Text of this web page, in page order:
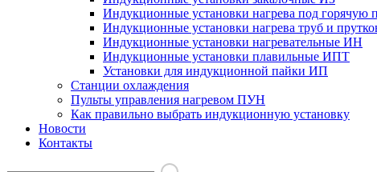
Индукционные установки нагрева под
Индукционные установки нагрева труб и
Индукционные установки нагревательные ИН
Индукционные установки плавильные ИПТ
Установки для индукционной пайки ИП
Станции охлаждения
Пульты управления нагревом ПУН
Как правильно выбрать индукционную установку
Новости
Контакты